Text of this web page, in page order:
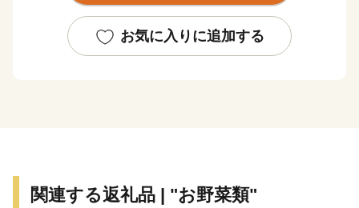
税を通じて、寄附者の皆様に地域の魅力をお伝えできれ
ばと考えております。
www.pref.kyoto.jp/somucho/news/hurusato-tax.html
お気に入りに追加する
関連する返礼品 | "お野菜類"